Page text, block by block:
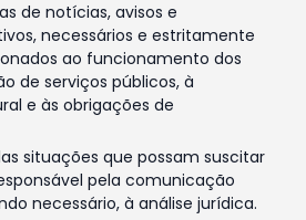
de notícias, avisos e
necessários e estritamente
ao funcionamento dos
de serviços públicos, à
e às obrigações de
situações que possam suscitar
pela comunicação
necessário, à análise jurídica.